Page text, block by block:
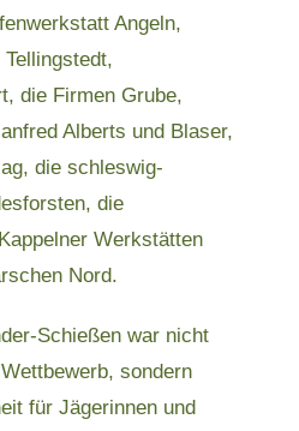
Angeln,
die Firmen Grube,
Alberts und Blaser,
die schleswig-
die
Werkstätten
Nord.
Schießen war nicht
sondern
für Jägerinnen und